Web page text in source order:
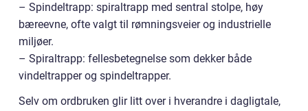
– Spindeltrapp: spiraltrapp med sentral stolpe, høy
bæreevne, ofte valgt til rømningsveier og industrielle
miljøer.
– Spiraltrapp: fellesbetegnelse som dekker både
vindeltrapper og spindeltrapper.
Selv om ordbruken glir litt over i hverandre i dagligtale,